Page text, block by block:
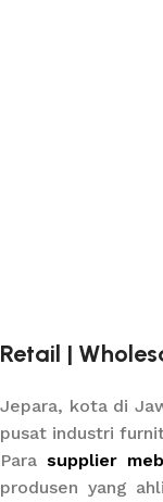
Retail |
Jepara, kota di
pusat industri
Para supplier
produsen yang